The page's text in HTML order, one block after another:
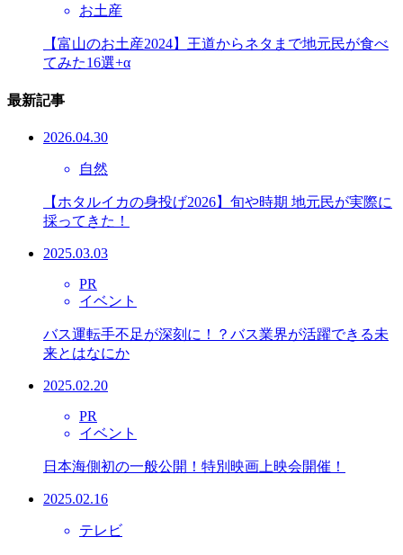
お土産
【富山のお土産2024】王道からネタまで地元民が食べ
てみた16選+α
最新記事
2026.04.30
自然
【ホタルイカの身投げ2026】旬や時期 地元民が実際に
採ってきた！
2025.03.03
PR
イベント
バス運転手不足が深刻に！？バス業界が活躍できる未
来とはなにか
2025.02.20
PR
イベント
日本海側初の一般公開！特別映画上映会開催！
2025.02.16
テレビ